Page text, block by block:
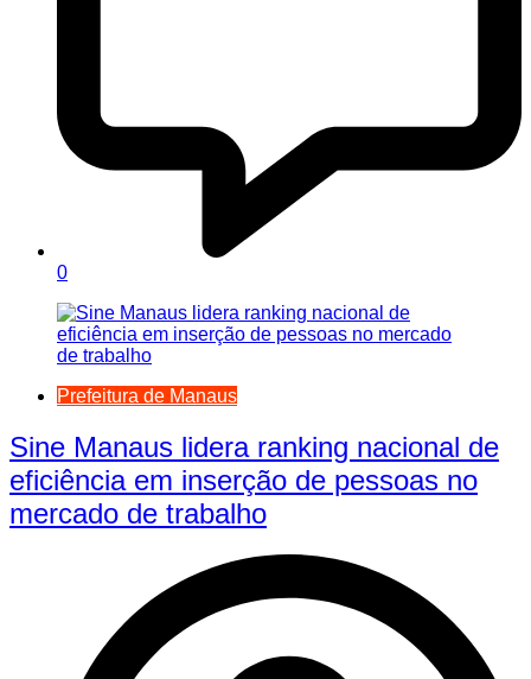
0
Prefeitura de Manaus
Sine Manaus lidera ranking nacional de
eficiência em inserção de pessoas no
mercado de trabalho